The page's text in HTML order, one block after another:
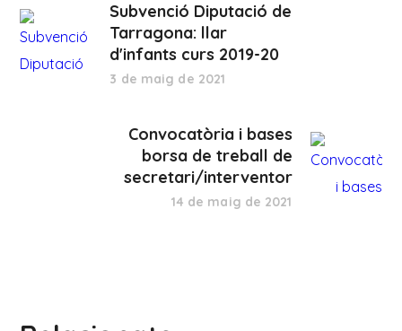
Subvenció Diputació de
Tarragona: llar
d'infants curs 2019-20
3 de maig de 2021
Convocatòria i bases
borsa de treball de
secretari/interventor
14 de maig de 2021